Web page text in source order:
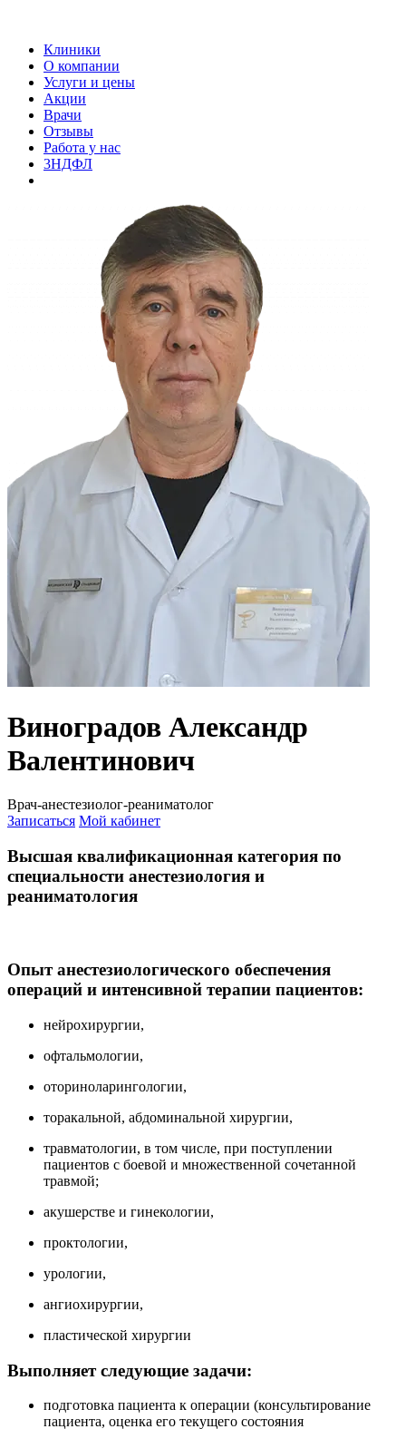
Клиники
О компании
Услуги и цены
Акции
Врачи
Отзывы
Работа у нас
3НДФЛ
Виноградов Александр
Валентинович
Врач-анестезиолог-реаниматолог
Записаться Мой кабинет
Высшая квалификационная категория по
специальности анестезиология и
реаниматология
Опыт анестезиологического обеспечения
операций и интенсивной терапии пациентов:
нейрохирургии,
офтальмологии,
оториноларингологии,
торакальной, абдоминальной хирургии,
травматологии, в том числе, при поступлении
пациентов с боевой и множественной сочетанной
травмой;
акушерстве и гинекологии,
проктологии,
урологии,
ангиохирургии,
пластической хирургии
Выполняет следующие задачи:
подготовка пациента к операции (консультирование
пациента, оценка его текущего состояния